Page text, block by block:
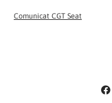
Comunicat CGT Seat